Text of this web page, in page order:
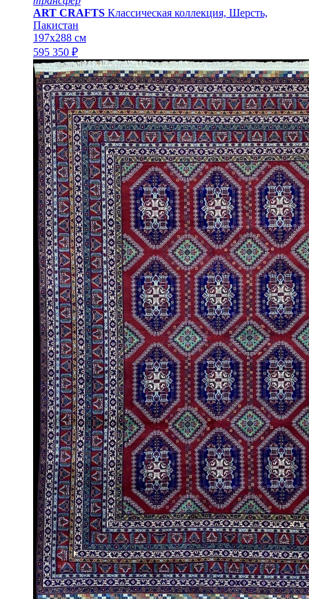
ART CRAFTS Классическая коллекция, Шерсть,
Пакистан
197x288 см
595 350 ₽